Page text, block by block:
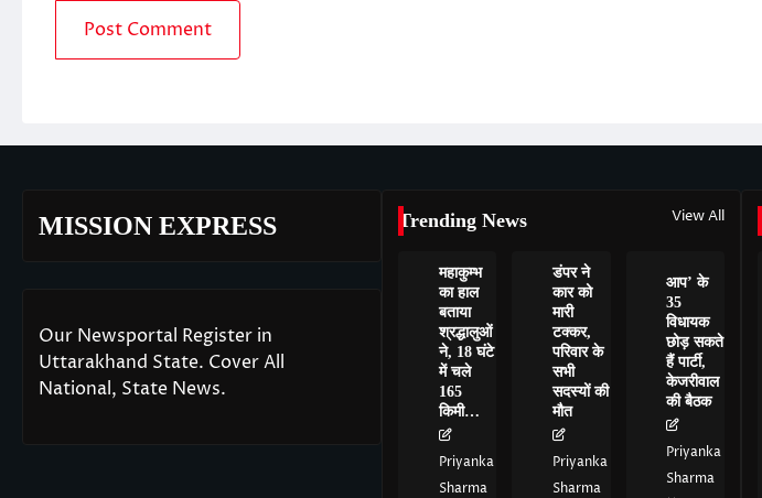
MISSION EXPRESS
Our Newsportal Register in
Uttarakhand State. Cover All
National, State News.
Trending News View All
महाकुम्भ
का हाल
बताया
श्रद्धालुओं
ने, 18 घंटे
में चले
165
किमी…
Priyanka
Sharma
डंपर ने
कार को
मारी
टक्कर,
परिवार के
सभी
सदस्यों की
मौत
Priyanka
Sharma
आप’ के
35
विधायक
छोड़ सकते
हैं पार्टी,
केजरीवाल
की बैठक
Priyanka
Sharma